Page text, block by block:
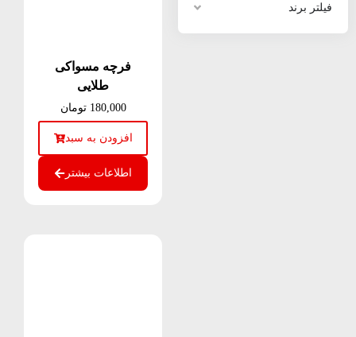
فیلتر برند
فرچه مسواکی
طلایی
180,000 تومان
افزودن به سبد
اطلاعات بیشتر